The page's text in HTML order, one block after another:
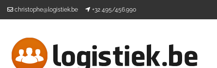
christophe@logistiek.be +32 495/456.990